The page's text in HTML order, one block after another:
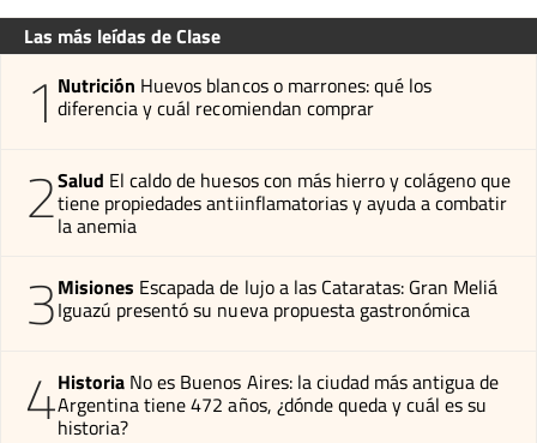
Las más leídas de Clase
1 Nutrición Huevos blancos o marrones: qué los
diferencia y cuál recomiendan comprar
2Salud El caldo de huesos con más hierro y colágeno que
tiene propiedades antiinflamatorias y ayuda a combatir
la anemia
3Misiones Escapada de lujo a las Cataratas: Gran Meliá
Iguazú presentó su nueva propuesta gastronómica
4Historia No es Buenos Aires: la ciudad más antigua de
Argentina tiene 472 años, ¿dónde queda y cuál es su
historia?